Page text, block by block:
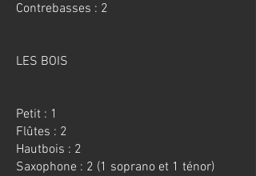
Contrebasses : 2
LES BOIS
Petit : 1
Flûtes : 2
Hautbois : 2
Saxophone : 2 (1 soprano et 1 ténor)